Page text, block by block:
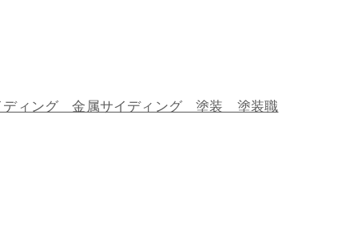
ィング 金属サイディング 塗装 塗装職